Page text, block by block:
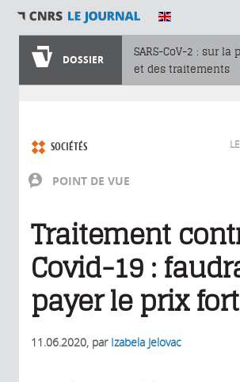
DOSSIER
SARS-CoV-2 : sur la
et des traitements
POINT DE VUE
SOCIÉTÉS
Traitement
Covid-19 :
payer le prix
11.06.2020, par Izabela Jelovac